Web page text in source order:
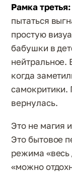
Рамка
пытаться
простую
бабушки в
нейтральное.
когда
самокритики.
вернулась.
Это не магия
Это бытовое
режима
«можно